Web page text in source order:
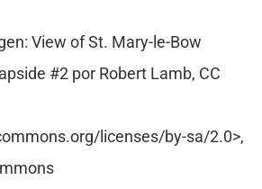
View of St. Mary-le-Bow
#2 por Robert Lamb, CC
licenses/by-sa/2.0>,